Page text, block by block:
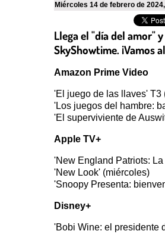
miércoles 14 de febrero de 2024,
Llega el "día del amor"
SkyShowtime. ¡Vamos
Amazon Prime Video
'El juego de las llaves' T3
'Los juegos del hambre:
'El superviviente de
Apple TV+
'New England Patriots:
'New Look' (miércoles)
'Snoopy Presenta:
Disney+
'Bobi Wine: el presidente